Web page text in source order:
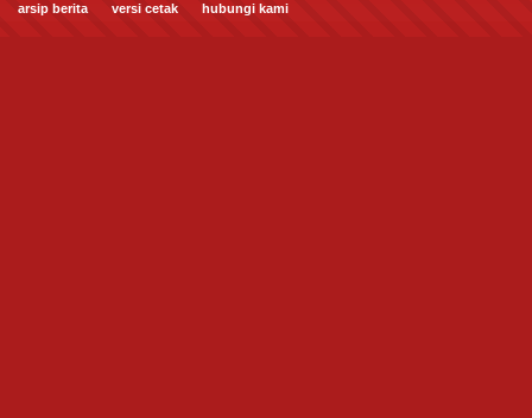
arsip berita versi cetak hubungi kami